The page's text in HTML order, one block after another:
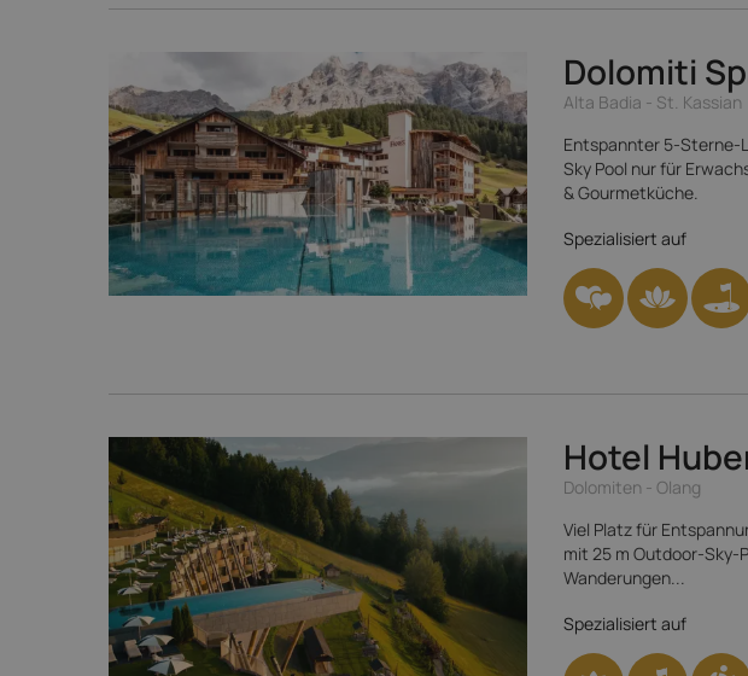
Dolomiti
Alta Badia - St. Kassian
Entspannter 5-Sterne-
Sky Pool nur für
& Gourmetküche.
Spezialisiert auf
Hotel
Dolomiten - Olang
Viel Platz für
mit 25 m Outdoor-Sky-
Wanderungen...
Spezialisiert auf